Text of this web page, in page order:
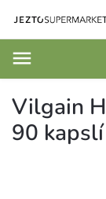
Vilgain
90 kapslí